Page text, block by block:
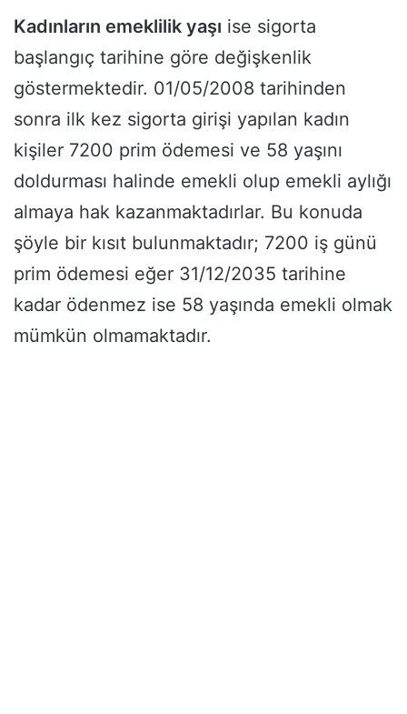
Kadınların emeklilik yaşı ise sigorta
başlangıç tarihine göre değişkenlik
göstermektedir. 01/05/2008 tarihinden
sonra ilk kez sigorta girişi yapılan kadın
kişiler 7200 prim ödemesi ve 58 yaşını
doldurması halinde emekli olup emekli aylığı
almaya hak kazanmaktadırlar. Bu konuda
şöyle bir kısıt bulunmaktadır; 7200 iş günü
prim ödemesi eğer 31/12/2035 tarihine
kadar ödenmez ise 58 yaşında emekli olmak
mümkün olmamaktadır.